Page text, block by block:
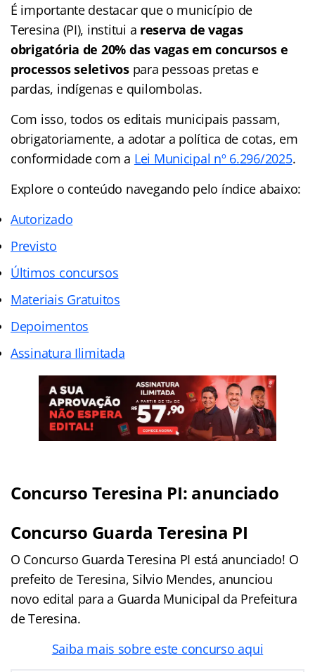
É importante destacar que o município de
Teresina (PI), institui a reserva de vagas
obrigatória de 20% das vagas em concursos e
processos seletivos para pessoas pretas e
pardas, indígenas e quilombolas.
Com isso, todos os editais municipais passam,
obrigatoriamente, a adotar a política de cotas, em
conformidade com a Lei Municipal nº 6.296/2025.
Explore o conteúdo navegando pelo índice abaixo:
Autorizado
Previsto
Últimos concursos
Materiais Gratuitos
Depoimentos
Assinatura Ilimitada
Concurso Teresina PI: anunciado
Concurso Guarda Teresina PI
O Concurso Guarda Teresina PI está anunciado! O
prefeito de Teresina, Silvio Mendes, anunciou
novo edital para a Guarda Municipal da Prefeitura
de Teresina.
Saiba mais sobre este concurso aqui